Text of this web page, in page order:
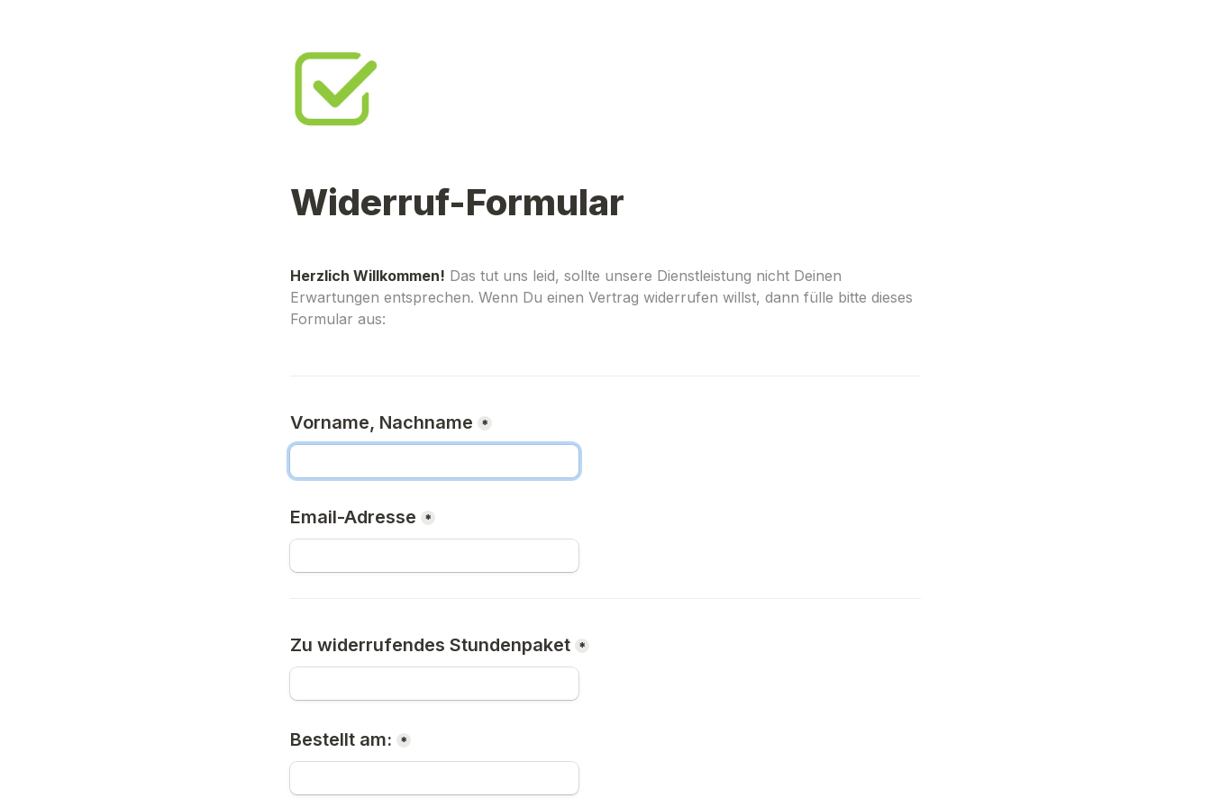
Widerruf-Formular
Herzlich Willkommen! Das tut uns leid, sollte unsere Dienstleistung nicht Deinen
Erwartungen entsprechen. Wenn Du einen Vertrag widerrufen willst, dann fülle bitte dieses
Formular aus:
Vorname, Nachname *
Email-Adresse *
Zu widerrufendes Stundenpaket *
Bestellt am: *